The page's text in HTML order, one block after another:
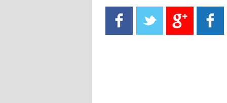
13:40
- 2021/08/15
يوفيتش يعرض خدماته على الإنتير